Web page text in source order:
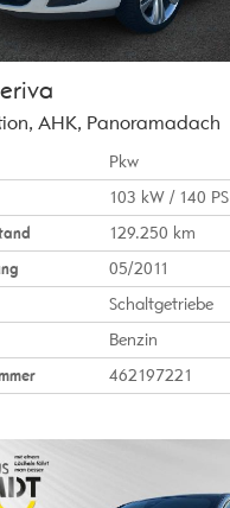
AHK, Panoramadach
Pkw
103 kW / 140 PS
129.250 km
05/2011
Schaltgetriebe
Benzin
462197221